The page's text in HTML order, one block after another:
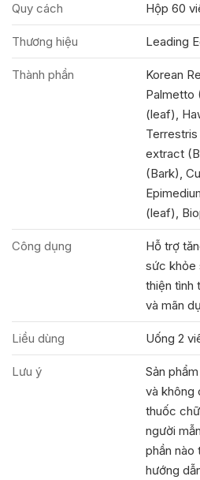
Quy cách Hộp 60
Thương hiệu Leading
Thành phần
Korean
Palmetto
(leaf),
Terrestris
extract
(Bark),
(leaf),
Công dụng
Hỗ trợ
sức khỏe
thiện tình
và mãn
Liều dùng Uống 2
Lưu ý
Sản
và không
thuốc
người
phần nào
hướng